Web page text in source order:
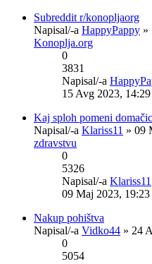
Subreddit r/konopljaorg
Napisal/-a HappyPappy »
Konoplja.org
0
3831
Napisal/-a
15 Avg 2023, 14:29
Kaj sploh pomeni
Napisal/-a Klariss11 » 09
zdravstvu
0
5326
Napisal/-a Klariss11
09 Maj 2023, 19:23
Nakup pohištva
Napisal/-a Vidko44 » 24
0
5054